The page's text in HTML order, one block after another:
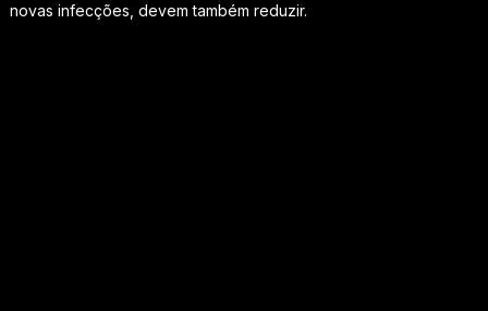
novas infecções, devem também reduzir.